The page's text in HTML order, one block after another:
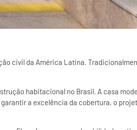
civil da América Latina.
habitacional no Brasil. A casa
a excelência da cobertura, o